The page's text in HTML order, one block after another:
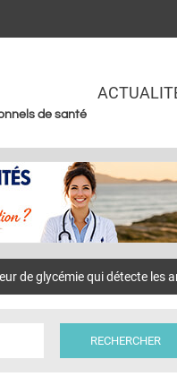
de santé
de glycémie qui détecte les